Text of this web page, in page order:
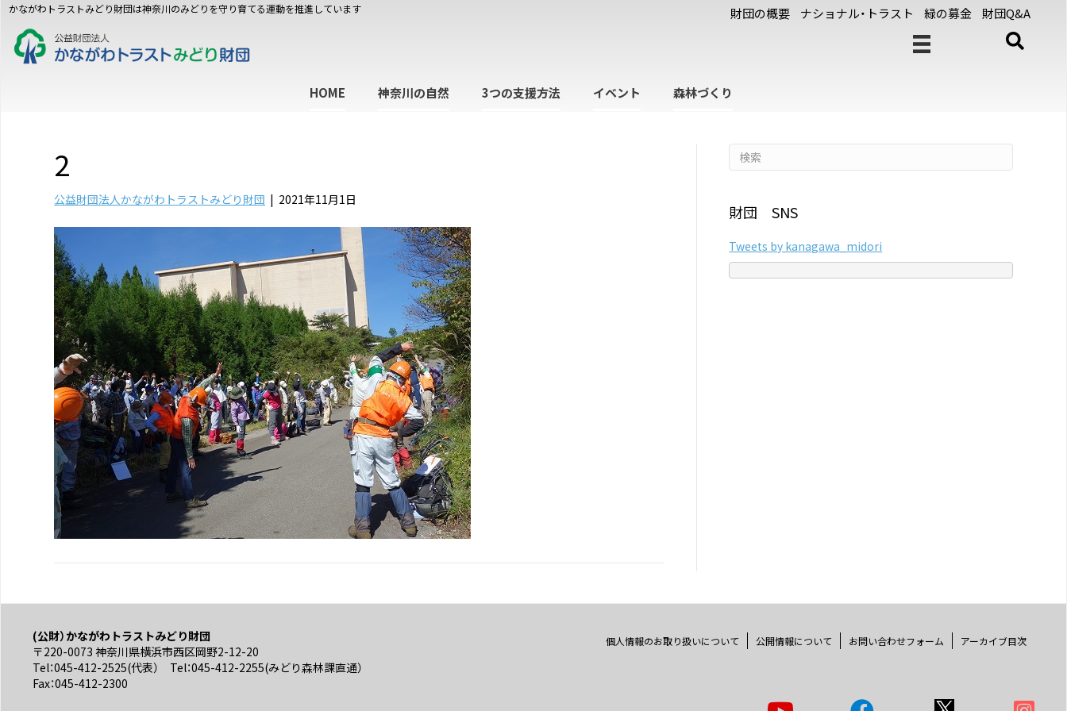
かながわトラストみどり財団は神奈川のみどりを守り育てる運動を推進しています 財団の概要 ナショナル・トラスト 緑の募金 財団Q&A
HOME 神奈川の自然 3つの支援方法 イベント 森林づくり
2
公益財団法人かながわトラストみどり財団 | 2021年11月1日
財団 SNS
Tweets by kanagawa_midori
(公財）かながわトラストみどり財団
〒220-0073 神奈川県横浜市西区岡野2-12-20
Tel：045-412-2525(代表） Tel：045-412-2255(みどり森林課直通）
Fax：045-412-2300
個人情報のお取り扱いについて 公開情報について お問い合わせフォーム アーカイブ目次